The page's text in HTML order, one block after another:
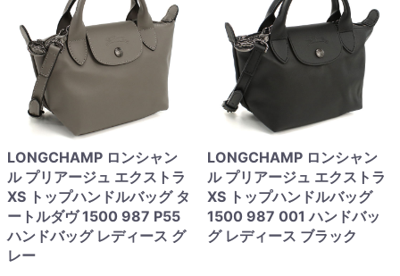
LONGCHAMP ロンシャン
ル プリアージュ エクストラ
XS トップハンドルバッグ タ
ートルダヴ 1500 987 P55
ハンドバッグ レディース グ
レー
LONGCHAMP ロンシャン
ル プリアージュ エクストラ
XS トップハンドルバッグ
1500 987 001 ハンドバッ
グ レディース ブラック